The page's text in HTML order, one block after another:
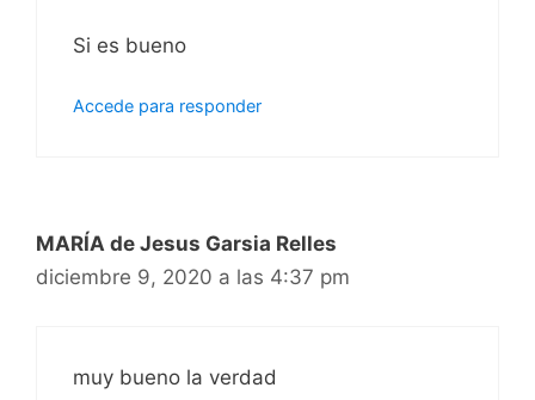
Si es bueno
Accede para responder
MARÍA de Jesus Garsia Relles
diciembre 9, 2020 a las 4:37 pm
muy bueno la verdad